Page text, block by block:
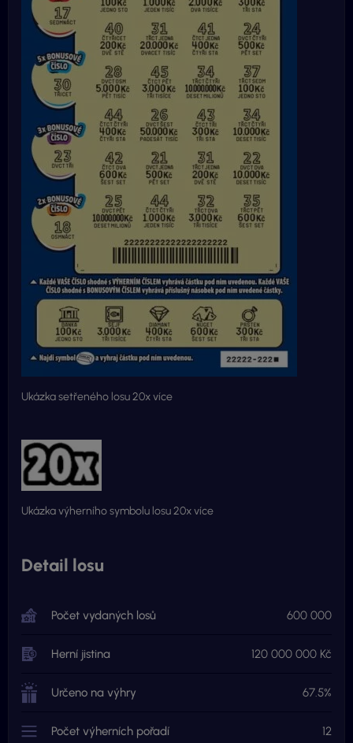
Ukázka setřeného losu 20x více
Ukázka výherního symbolu losu 20x více
Detail losu
Počet vydaných losů 600 000
Herní jistina 120 000 000 Kč
Určeno na výhry 67.5%
Počet výherních pořadí 12